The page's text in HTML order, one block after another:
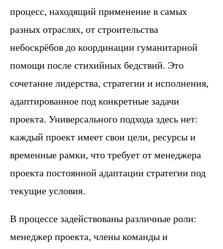
процесс, находящий применение в самых
разных отраслях, от строительства
небоскрёбов до координации гуманитарной
помощи после стихийных бедствий. Это
сочетание лидерства, стратегии и исполнения,
адаптированное под конкретные задачи
проекта. Универсального подхода здесь нет:
каждый проект имеет свои цели, ресурсы и
временные рамки, что требует от менеджера
проекта постоянной адаптации стратегии под
текущие условия.
В процессе задействованы различные роли:
менеджер проекта, члены команды и